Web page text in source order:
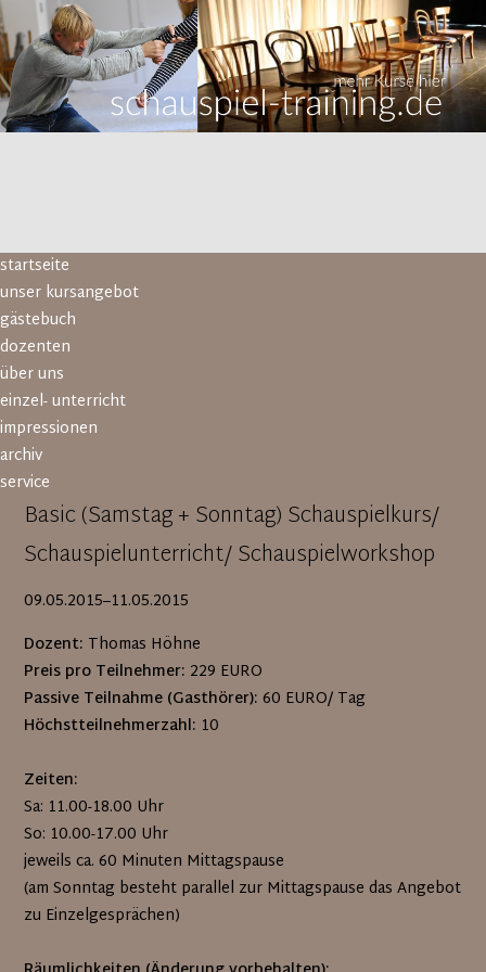
Navigation
überspringen
startseite
unser kursangebot
gästebuch
dozenten
über uns
einzel- unterricht
impressionen
archiv
service
Basic (Samstag + Sonntag) Schauspielkurs/
Schauspielunterricht/ Schauspielworkshop
09.05.2015–11.05.2015
Dozent: Thomas Höhne
Preis pro Teilnehmer: 229 EURO
Passive Teilnahme (Gasthörer):60 EURO/ Tag
Höchstteilnehmerzahl: 10
Zeiten:
Sa: 11.00-18.00 Uhr
So: 10.00-17.00 Uhr
jeweils ca. 60 Minuten Mittagspause
(am Sonntag besteht parallel zur Mittagspause das Angebot
zu Einzelgesprächen)